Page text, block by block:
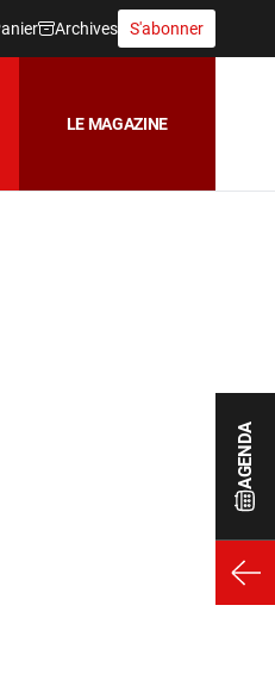
AGENDA
Archives S'abonner
LE MAGAZINE